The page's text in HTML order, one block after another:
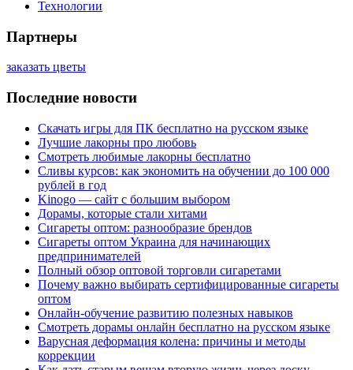
Технологии
Партнеры
заказать цветы
Последние новости
Скачать игры для ПК бесплатно на русском языке
Лучшие лакорны про любовь
Смотреть любимые лакорны бесплатно
Сливы курсов: как экономить на обучении до 100 000
рублей в год
Kinogo — сайт с большим выбором
Дорамы, которые стали хитами
Сигареты оптом: разнообразие брендов
Сигареты оптом Украина для начинающих
предпринимателей
Полный обзор оптовой торговли сигаретами
Почему важно выбирать сертифицированные сигареты
оптом
Онлайн-обучение развитию полезных навыков
Смотреть дорамы онлайн бесплатно на русском языке
Варусная деформация колена: причины и методы
коррекции